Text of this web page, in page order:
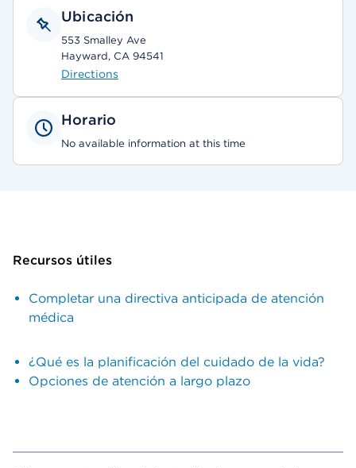
Ubicación
553 Smalley Ave
Hayward, CA 94541
Directions
Horario
No available information at this time
Recursos útiles
Completar una directiva anticipada de atención
médica
¿Qué es la planificación del cuidado de la vida?
Opciones de atención a largo plazo